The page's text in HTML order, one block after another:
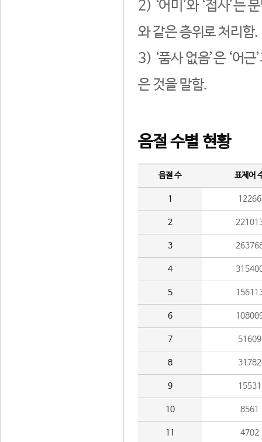
2) ‘어미’와 ‘접사’는
와 같은 층위로 처리함.
3) ‘품사 없음’은 ‘어
은 것을 말함.
음절 수별 현황
음절 수 표제어
1 12266
2
3
4
5
6
7 51609
8 31782
9 15531
10 8561
11 4702